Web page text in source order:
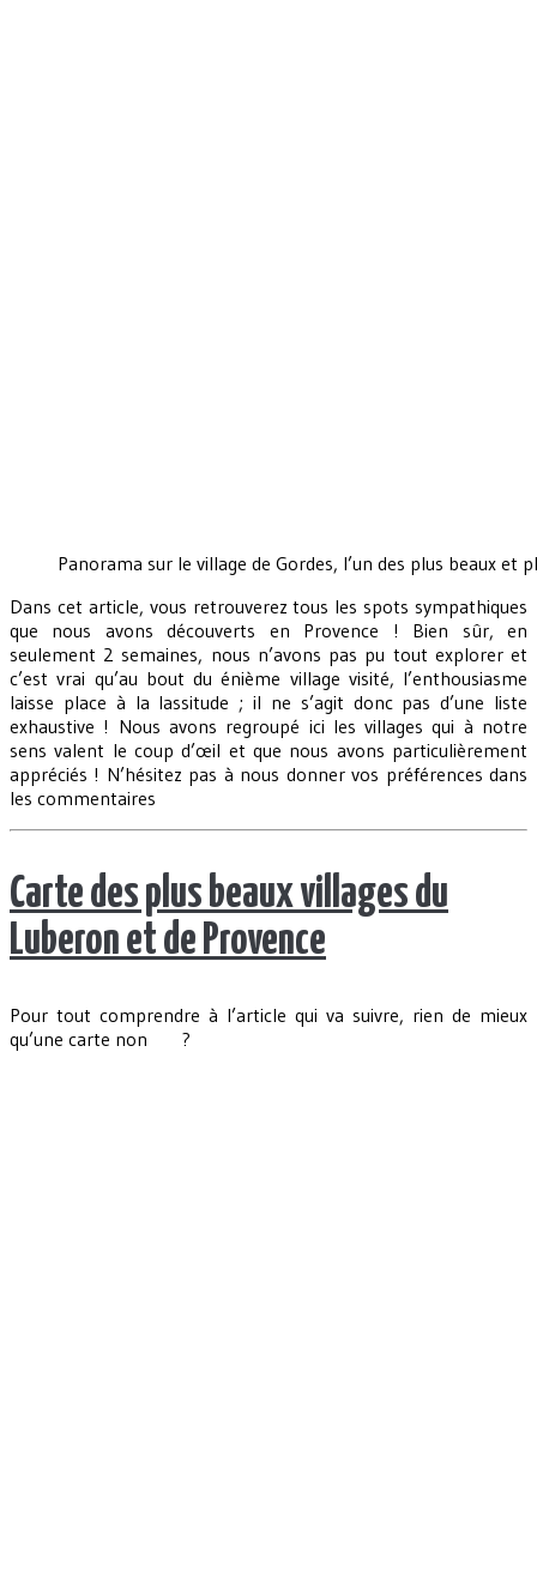
Panorama sur le village de Gordes, l’un des plus beaux et
Dans cet article, vous retrouverez tous les spots sympathiques
que nous avons découverts en Provence ! Bien sûr, en
seulement 2 semaines, nous n’avons pas pu tout explorer et
c’est vrai qu’au bout du énième village visité, l’enthousiasme
laisse place à la lassitude ; il ne s’agit donc pas d’une liste
exhaustive ! Nous avons regroupé ici les villages qui à notre
sens valent le coup d’œil et que nous avons particulièrement
appréciés ! N’hésitez pas à nous donner vos préférences dans
les commentaires
Carte des plus beaux villages du
Luberon et de Provence
Pour tout comprendre à l’article qui va suivre, rien de mieux
qu’une carte non
?